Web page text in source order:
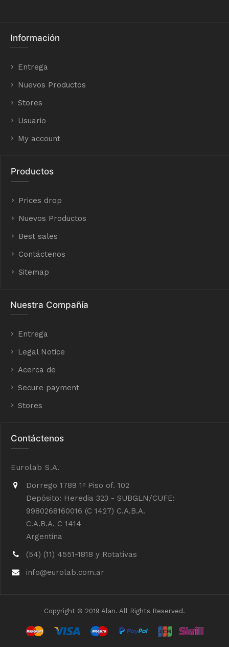
Información
Entrega
Nuevos Productos
Stores
Usuario
My account
Productos
Prices drop
Nuevos Productos
Best sales
Contáctenos
Sitemap
Nuestra Compañía
Entrega
Legal Notice
Acerca de
Secure payment
Stores
Contáctenos
Eurolab S.A.
Dorrego 1789 1º Piso of. 102
Depósito: Heredia 323 - SUBGLN/CUFE:
9980268160016 (C 1427) C.A.B.A.
C.A.B.A. C 1414
Argentina
(54) (11) 4551-1818 y Rotativas
info@eurolab.com.ar
Copyright © 2019 Alan. All Rights Reserved.